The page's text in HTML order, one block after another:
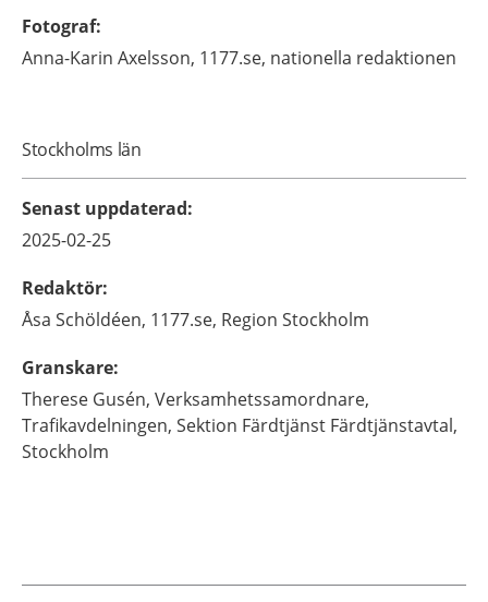
Fotograf:
Anna-Karin Axelsson, 1177.se, nationella redaktionen
Stockholms län
Senast uppdaterad:
2025-02-25
Redaktör:
Åsa Schöldéen, 1177.se, Region Stockholm
Granskare:
Therese Gusén, Verksamhetssamordnare,
Trafikavdelningen, Sektion Färdtjänst Färdtjänstavtal,
Stockholm